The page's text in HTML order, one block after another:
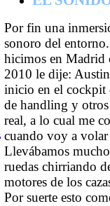
Por fin una
sonoro del
hicimos en Madrid
2010 le dije:
inicio en el cockpit
de handling y
real, a lo cual me
cuando voy a
Llevábamos
ruedas chirriando
motores de los
Por suerte esto